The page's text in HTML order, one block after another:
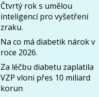
Čtvrtý rok s umělou
inteligencí pro vyšetření
zraku.
Na co má diabetik nárok v
roce 2026.
Za léčbu diabetu zaplatila
VZP vloni přes 10 miliard
korun